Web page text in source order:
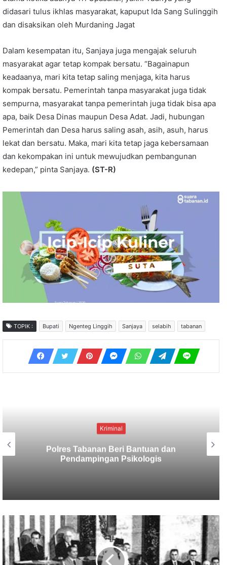
didasari tulus ikhlas masyarakat, kapuput Ida Sang Sulinggih
dan disaksikan oleh Murdaning Jagat
Dalam kesempatan itu, Sanjaya juga mengajak seluruh
masyarakat agar tetap kompak bersatu. “Bagainapun
keadaanya, mari kita tetap saling menjaga, kita harus
kompak bersatu. Pemerintah tanpa masyarakat juga tidak
sempurna, masyarakat tanpa pemerintah juga tidak bisa apa
apa, baik Desa Dinas maupun Desa Adat. Jadi, hubungan
Pemerintah dan Desa harus saling asah, asih, asuh, harus
lekat dan bersatu. Maka, mari kita tetap jaga kebersamaan
dan kekompakan ini untuk mewujudkan pembangunan
kedepan,” pinta Sanjaya. (ST-R)
TOPIK : Bupati Ngenteg Linggih Sanjaya selabih tabanan
Kriminal
Berbekal CCTV, Pelaku Tabrak Lari
Terungkap